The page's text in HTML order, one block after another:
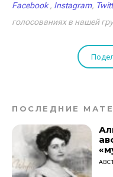
Facebook, Instagram,
голосованиях в нашей
ПОСЛЕДНИЕ